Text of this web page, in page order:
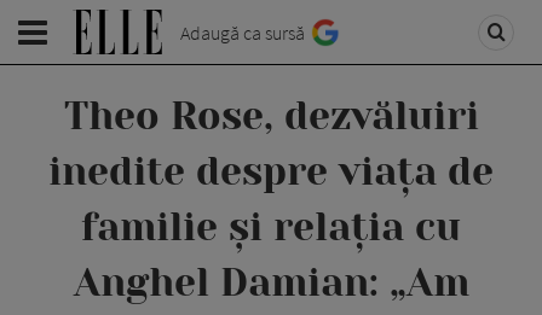
Adaugă ca sursă
Theo Rose, dezvăluiri
inedite despre viața de
familie și relația cu
Anghel Damian: „Am